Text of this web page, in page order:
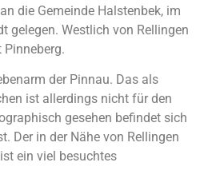
die Gemeinde Halstenbek, im
gelegen. Westlich von Rellingen
der Pinnau. Das als
ist allerdings nicht für den
gesehen befindet sich
Der in der Nähe von Rellingen
ein viel besuchtes